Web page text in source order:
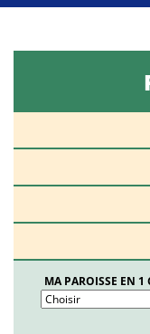
MA PAROISSE EN 1